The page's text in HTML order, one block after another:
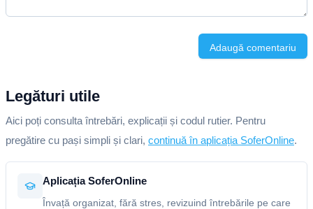
Adaugă comentariu
Legături utile
Aici poți consulta întrebări, explicații și codul rutier. Pentru
pregătire cu pași simpli și clari, continuă în aplicația SoferOnline.
Aplicația SoferOnline
Învață organizat, fără stres, revizuind întrebările pe care